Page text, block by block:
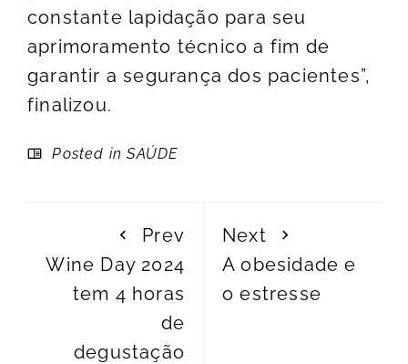
constante lapidação para seu
aprimoramento técnico a fim de
garantir a segurança dos pacientes”,
finalizou.
Posted inSAÚDE
Prev
Wine Day 2024
tem 4 horas
de
degustação
Next
A obesidade e
o estresse